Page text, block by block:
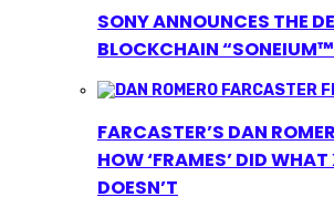
SONY ANNOUNCES THE
BLOCKCHAIN
FARCASTER’S DAN
HOW ‘FRAMES’ DID
DOESN’T